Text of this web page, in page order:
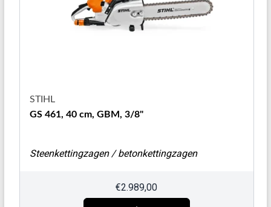
STIHL
GS 461, 40 cm, GBM, 3/8"
Steenkettingzagen / betonkettingzagen
€2.989,00